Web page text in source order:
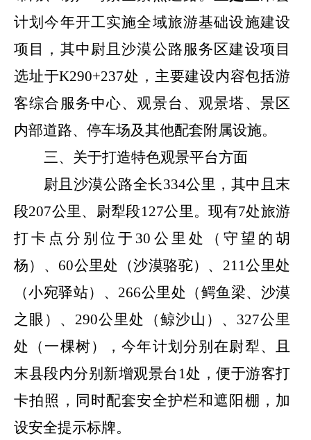
计划今年开工实施全域旅游基础设施建设
项目，其中尉且沙漠公路服务区建设项目
选址于K290+237处，主要建设内容包括游
客综合服务中心、观景台、观景塔、景区
内部道路、停车场及其他配套附属设施。
三、关于打造特色观景平台方面
尉且沙漠公路全长334公里，其中且末
段207公里、尉犁段127公里。现有7处旅游
打卡点分别位于 30 公里处（守望的胡
杨）、 60公里处（沙漠骆驼）、 211公里处
（小宛驿站）、 266公里处（鳄鱼梁、沙漠
之眼）、 290公里处（鲸沙山）、 327公里
处（一棵树），今年计划分别在尉犁、且
末县段内分别新增观景台 1处，便于游客打
卡拍照，同时配套安全护栏和遮阳棚，加
设安全提示标牌。